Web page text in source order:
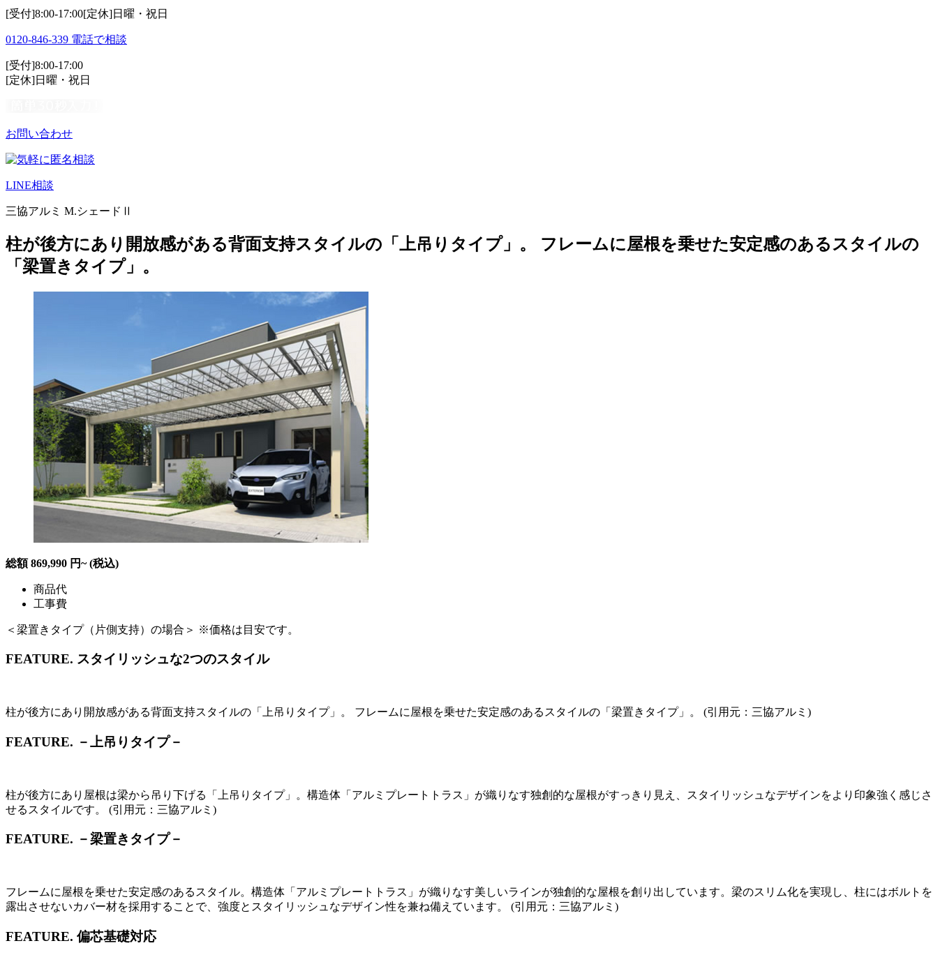
[受付]8:00-17:00[定休]日曜・祝日
0120-846-339 電話で相談
[受付]8:00-17:00
[定休]日曜・祝日
お問い合わせ
LINE相談
三協アルミ M.シェードⅡ
柱が後方にあり開放感がある背面支持スタイルの「上吊りタイプ」。 フレームに屋根を乗せた安定感のあるスタイルの
「梁置きタイプ」。
総額869,990 円~(税込)
商品代
工事費
＜梁置きタイプ（片側支持）の場合＞ ※価格は目安です。
FEATURE. スタイリッシュな2つのスタイル
柱が後方にあり開放感がある背面支持スタイルの「上吊りタイプ」。 フレームに屋根を乗せた安定感のあるスタイルの「梁置きタイプ」。 (引用元：三協アルミ)
FEATURE. －上吊りタイプ－
柱が後方にあり屋根は梁から吊り下げる「上吊りタイプ」。構造体「アルミプレートトラス」が織りなす独創的な屋根がすっきり見え、スタイリッシュなデザインをより印象強く感じさ
せるスタイルです。 (引用元：三協アルミ)
FEATURE. －梁置きタイプ－
フレームに屋根を乗せた安定感のあるスタイル。構造体「アルミプレートトラス」が織りなす美しいラインが独創的な屋根を創り出しています。梁のスリム化を実現し、柱にはボルトを
露出させないカバー材を採用することで、強度とスタイリッシュなデザイン性を兼ね備えています。 (引用元：三協アルミ)
FEATURE. 偏芯基礎対応